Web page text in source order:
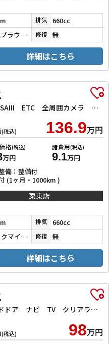
排気 660cc
プラムブラウンクリスタルマイカ 修復 無
詳細はこちら
Gブラックインテリアリミテッド SAIII ETC 全周囲カメラ 両側電動スライドドア TV 衝突被害軽減システム オートマチックハイビーム オートライト スマートキー アイドリングストップ 電動格納ミラー ベンチシート
(税込) 136.9万円
格(税込)
万円
諸費用(税込)
9.1万円
備：整備付
(1ヶ月・1000km )
栗東店
排気 660cc
ブラックマイカメタリック／スムースグレーマイカメタリック 修復 無
詳細はこちら
Xメイクアップ SAII 両側スライドドア ナビ TV クリアランスソナー 衝突被害軽減システム オートライト スマートキー アイドリングストップ 電動格納ミラー ベンチシート CVT ABS ESC CD
(税込) 98万円